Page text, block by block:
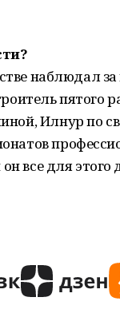
наблюдал
пятого
Илнур по
все для этого